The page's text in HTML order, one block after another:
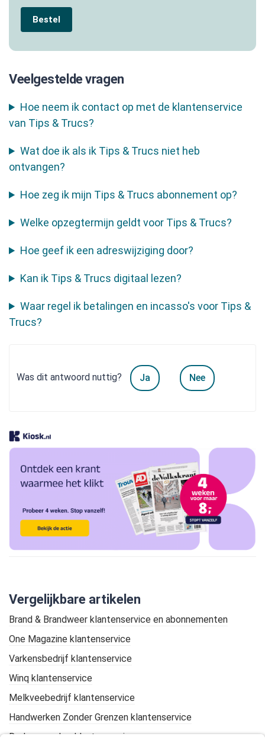
Bestel
Veelgestelde vragen
Hoe neem ik contact op met de klantenservice
van Tips & Trucs?
Wat doe ik als ik Tips & Trucs niet heb
ontvangen?
Hoe zeg ik mijn Tips & Trucs abonnement op?
Welke opzegtermijn geldt voor Tips & Trucs?
Hoe geef ik een adreswijziging door?
Kan ik Tips & Trucs digitaal lezen?
Waar regel ik betalingen en incasso's voor Tips &
Trucs?
Was dit antwoord nuttig? Ja Nee
Vergelijkbare artikelen
Brand & Brandweer klantenservice en abonnementen
One Magazine klantenservice
Varkensbedrijf klantenservice
Winq klantenservice
Melkveebedrijf klantenservice
Handwerken Zonder Grenzen klantenservice
De Loonwerker klantenservice